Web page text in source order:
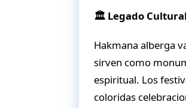
🏛 Legado
Hakmana alberga
sirven como
espiritual. Los
coloridas